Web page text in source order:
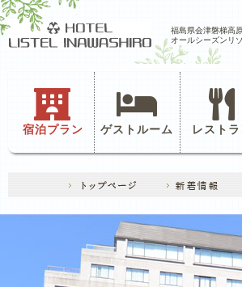
福島県会津磐梯高
オールシーズンリ
宿泊プラン ゲストルーム レスト